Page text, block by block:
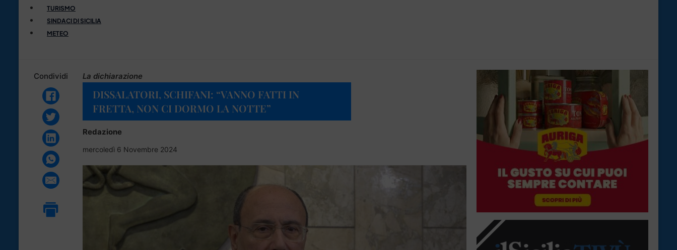
TURISMO
SINDACI DI SICILIA
METEO
Condividi La dichiarazione
DISSALATORI, SCHIFANI: “VANNO FATTI IN
FRETTA, NON CI DORMO LA NOTTE”
Redazione
mercoledì 6 Novembre 2024